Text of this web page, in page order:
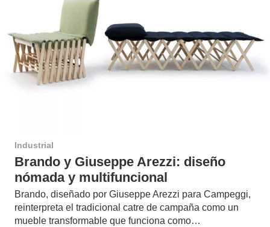
Industrial
Brando y Giuseppe Arezzi: diseño
nómada y multifuncional
Brando, diseñado por Giuseppe Arezzi para Campeggi,
reinterpreta el tradicional catre de campaña como un
mueble transformable que funciona como…